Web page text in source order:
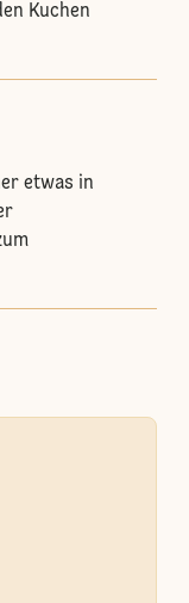
Kuchen
etwas in